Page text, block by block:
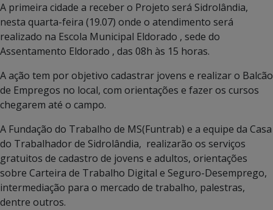
A primeira cidade a receber o Projeto será Sidrolândia,
nesta quarta-feira (19.07) onde o atendimento será
realizado na Escola Municipal Eldorado , sede do
Assentamento Eldorado , das 08h às 15 horas.
A ação tem por objetivo cadastrar jovens e realizar o Balcão
de Empregos no local, com orientações e fazer os cursos
chegarem até o campo.
A Fundação do Trabalho de MS(Funtrab) e a equipe da Casa
do Trabalhador de Sidrolândia, realizarão os serviços
gratuitos de cadastro de jovens e adultos, orientações
sobre Carteira de Trabalho Digital e Seguro-Desemprego,
intermediação para o mercado de trabalho, palestras,
dentre outros.